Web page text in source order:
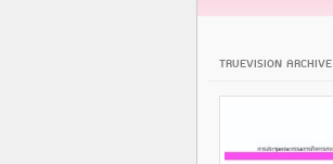
TRUEVISION ARCHIVE